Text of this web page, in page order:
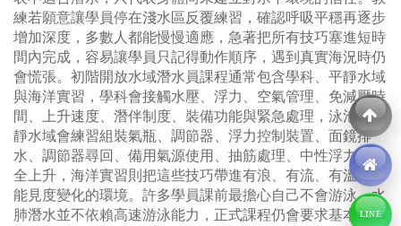
練若願意讓學員停在淺水區反覆練習，確認呼吸平穩再逐步
增加深度，多數人都能慢慢適應，急著把所有技巧塞進短時
間內完成，容易讓學員只記得動作順序，遇到真實海況時仍
會慌張。初階開放水域潛水員課程通常包含學科、平靜水域
與海洋實習，學科會接觸水壓、浮力、空氣管理、免減壓時
間、上升速度、潛伴制度、裝備功能與緊急處理，泳池或平
靜水域會練習組裝氣瓶、調節器、浮力控制裝置、面鏡排
水、調節器尋回、備用氣源使用、抽筋處理、中性浮力與安
全上升，海洋實習則把這些技巧帶進有浪、有流、有溫差與
能見度變化的環境。許多學員課前最擔心自己不會游泳，水
肺潛水並不依賴高速游泳能力，正式課程仍會要求基本水LINE